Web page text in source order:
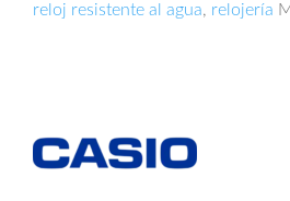
reloj resistente al agua, relojería